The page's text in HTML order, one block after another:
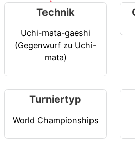
Technik
Uchi-mata-gaeshi
(Gegenwurf zu Uchi-
mata)
Turniertyp
World Championships